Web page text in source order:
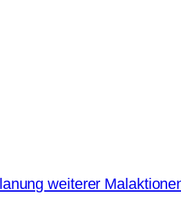
weiterer